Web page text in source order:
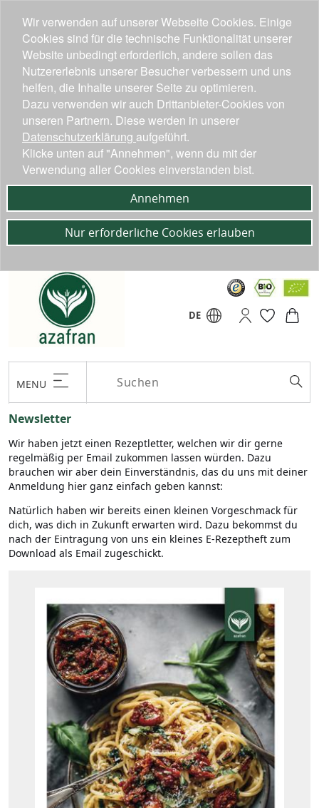
DE
MENU
Newsletter
Wir haben jetzt einen Rezeptletter, welchen wir dir gerne
regelmäßig per Email zukommen lassen würden. Dazu
brauchen wir aber dein Einverständnis, das du uns mit deiner
Anmeldung hier ganz einfach geben kannst:
Natürlich haben wir bereits einen kleinen Vorgeschmack für
dich, was dich in Zukunft erwarten wird. Dazu bekommst du
nach der Eintragung von uns ein kleines E-Rezeptheft zum
Download als Email zugeschickt.
Wir verwenden auf unserer Webseite Cookies. Einige
Cookies sind für die technische Funktionalität unserer
Website unbedingt erforderlich, andere sollen das
Nutzererlebnis unserer Besucher verbessern und uns
helfen, die Inhalte unserer Seite zu optimieren.
Dazu verwenden wir auch Drittanbieter-Cookies von
unseren Partnern. Diese werden in unserer
Datenschutzerklärung aufgeführt.
Klicke unten auf "Annehmen", wenn du mit der
Verwendung aller Cookies einverstanden bist.
Annehmen
Nur erforderliche Cookies erlauben